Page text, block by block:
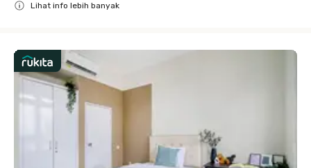
Lihat info lebih banyak